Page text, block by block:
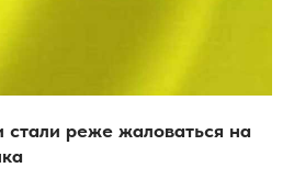
реже жаловаться на